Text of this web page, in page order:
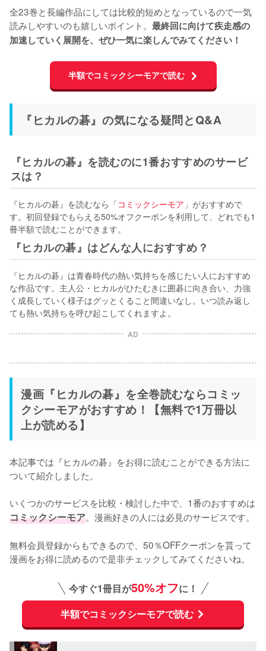
全23巻と長編作品にしては比較的短めとなっているので一気
読みしやすいのも嬉しいポイント。 最終回に向けて疾走感の
加速していく展開を、ぜひ一気に楽しんでみてください！
半額でコミックシーモアで読む
『ヒカルの碁』の気になる疑問とQ&A
『ヒカルの碁』を読むのに1番おすすめのサービ
スは？
『ヒカルの碁』を読むなら「コミックシーモア 」がおすすめで
す。初回登録でもらえる50%オフクーポンを利用して、どれでも1
冊半額で読むことができます。
『ヒカルの碁』はどんな人におすすめ？
『ヒカルの碁』は青春時代の熱い気持ちを感じたい人におすすめ
な作品です。主人公・ヒカルがひたむきに囲碁に向き合い、力強
く成長していく様子はグッとくること間違いなし。いつ読み返し
ても熱い気持ちを呼び起こしてくれますよ。
AD
漫画『ヒカルの碁』を全巻読むならコミッ
クシーモアがおすすめ！【無料で1万冊以
上が読める】
本記事では『ヒカルの碁』をお得に読むことができる方法に
ついて紹介しました。
いくつかのサービスを比較・検討した中で、1番のおすすめは
コミックシーモア。漫画好きの人には必見のサービスです。
無料会員登録からもできるので、50％OFFクーポンを貰って
漫画をお得に読めるので是非チェックしてみてくださいね。
今すぐ1冊目が50%オフに！
半額でコミックシーモアで読む